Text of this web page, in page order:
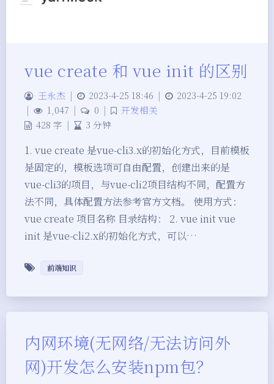
vue create 和 vue init 的区别
王永杰 | 2023-4-25 18:46 |
2023-4-25 19:02
|
1,047 | 0 |
开发相关
428 字 | 3 分钟
1. vue create 是vue-cli3.x的初始化方式，目前模板
是固定的，模板选项可自由配置，创建出来的是
vue-cli3的项目，与vue-cli2项目结构不同，配置方
法不同，具体配置方法参考官方文档。 使用方式：
vue create 项目名称 目录结构： 2. vue init vue
init 是vue-cli2.x的初始化方式，可以…
前端知识
内网环境(无网络/无法访问外
网)开发怎么安装npm包？